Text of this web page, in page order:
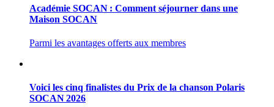
Académie SOCAN : Comment séjourner dans une
Maison SOCAN
Parmi les avantages offerts aux membres
Voici les cinq finalistes du Prix de la chanson Polaris
SOCAN 2026